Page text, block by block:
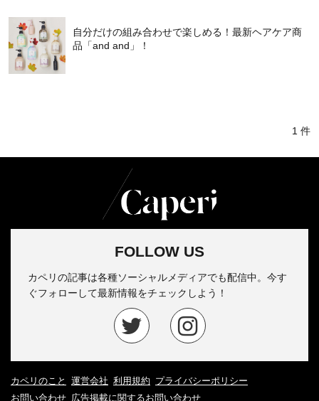
自分だけの組み合わせで楽しめる！最新ヘアケア商
品「and and」！
1 件
FOLLOW US
カペリの記事は各種ソーシャルメディアでも配信中。今す
ぐフォローして最新情報をチェックしよう！
カペリのこと 運営会社 利用規約 プライバシーポリシー
お問い合わせ 広告掲載に関するお問い合わせ